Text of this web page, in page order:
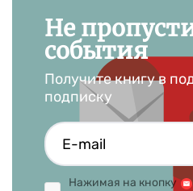
Не
события
Получите книгу в
подписку
Нажимая на кнопку